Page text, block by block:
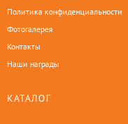
Политика конфиденциальности
Фотогалерея
Контакты
Наши награды
КАТАЛОГ